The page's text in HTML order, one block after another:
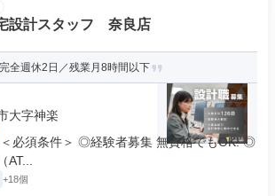
設計スタッフ 奈良店
全週休2日／残業月8時間以下
大字神楽
必須条件＞ ◎経験者募集 無資格でもOK! ◎
+18個